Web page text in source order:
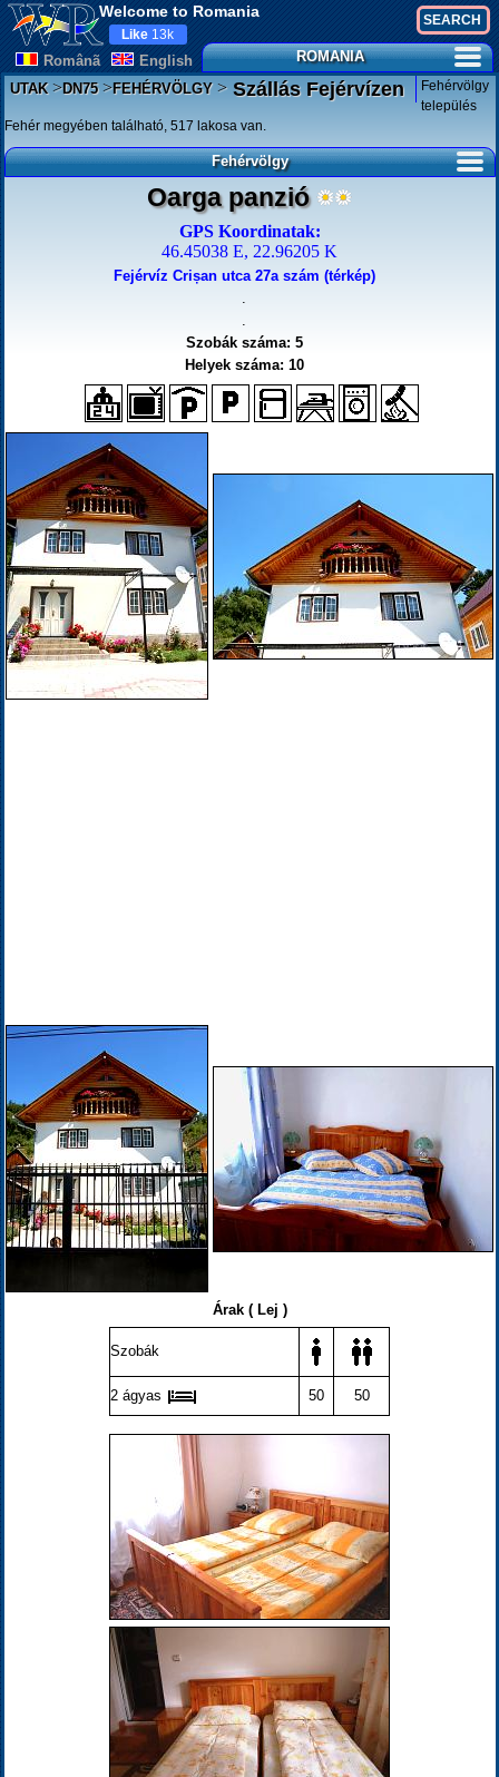
Welcome to Romania
Românã English
Like 13k
ROMANIA
UTAK>DN75>FEHÉRVÖLGY>Szállás Fejérvízen
Fehérvölgy
település
Fehér megyében található, 517 lakosa van.
Fehérvölgy
Oarga panzió
GPS Koordinatak:
46.45038 E, 22.96205 K
Fejérvíz Crișan utca 27a szám (térkép)
.
.
Szobák száma: 5
Helyek száma: 10
Árak ( Lej )
Szobák
2 ágyas 50 50